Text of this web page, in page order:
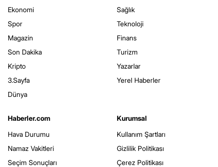
Ekonomi
Spor
Magazin
Son Dakika
Kripto
3.Sayfa
Dünya
Sağlık
Teknoloji
Finans
Turizm
Yazarlar
Yerel Haberler
Haberler.com
Hava Durumu
Namaz Vakitleri
Seçim Sonuçları
Kurumsal
Kullanım Şartları
Gizlilik Politikası
Çerez Politikası